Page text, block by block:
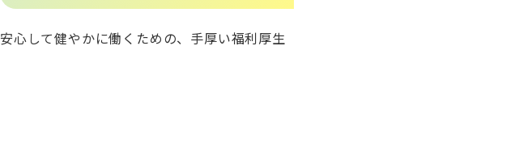
安心して健やかに働くための、手厚い福利厚生